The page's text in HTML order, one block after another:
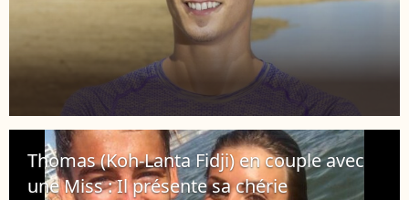
Thomas (Koh-Lanta Fidji) en couple avec
une Miss : Il présente sa chérie